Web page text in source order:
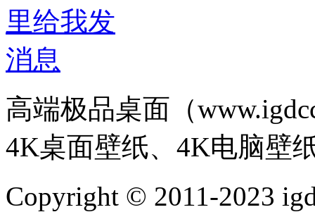
高端极品桌面（
4K桌面壁纸、4K电脑壁
Copyright © 2011-2023